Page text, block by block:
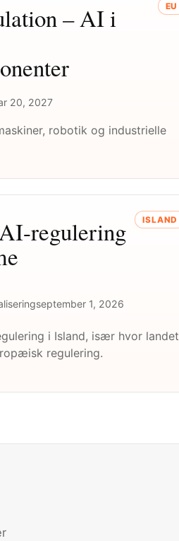
EU
– AI i
20, 2027
robotik og industrielle
ISLAND
regulering
september 1, 2026
i Island, især hvor landet
regulering.